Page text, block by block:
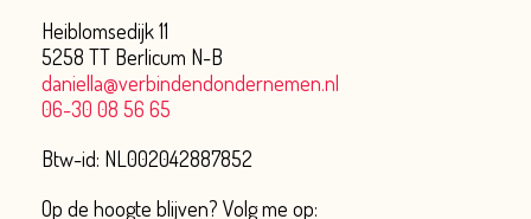
Heiblomsedijk 11
5258 TT Berlicum N-B
daniella@verbindendondernemen.nl
06-30 08 56 65
Btw-id: NL002042887852
Op de hoogte blijven? Volg me op: